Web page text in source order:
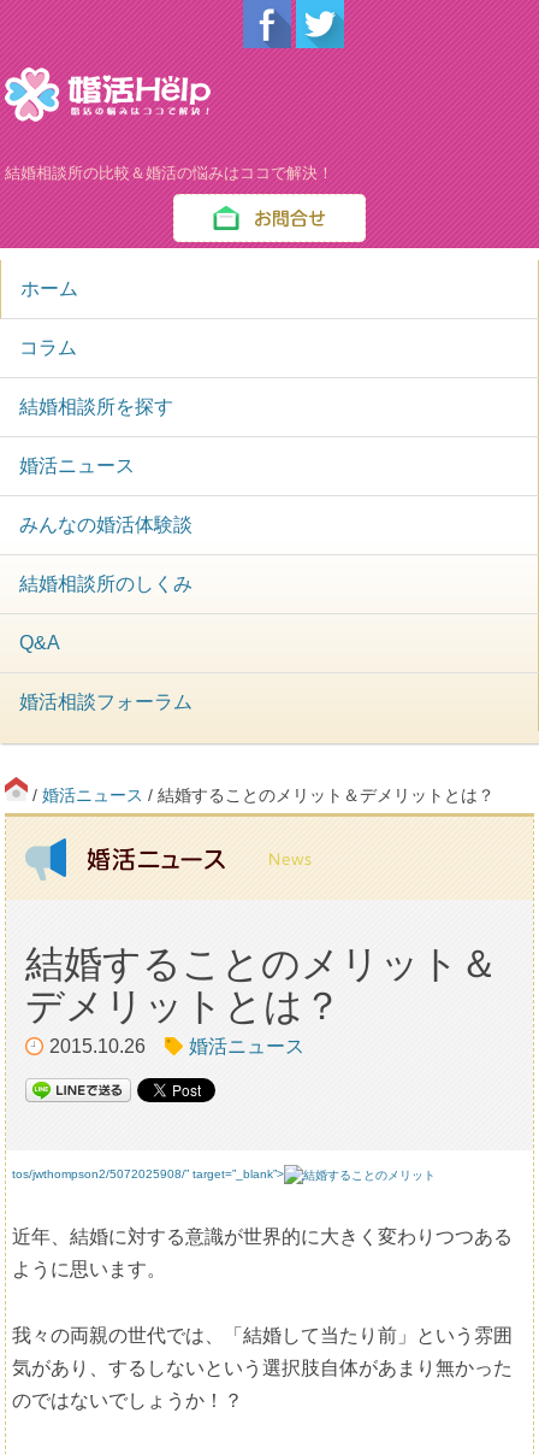
結婚相談所の比較＆婚活の悩みはココで解決！
ホーム
コラム
結婚相談所を探す
婚活ニュース
みんなの婚活体験談
結婚相談所のしくみ
Q&A
婚活相談フォーラム
/婚活ニュース / 結婚することのメリット＆デメリットとは？
結婚することのメリット＆
デメリットとは？
2015.10.26 婚活ニュース
tos/jwthompson2/5072025908/” target=”_blank”>
近年、結婚に対する意識が世界的に大きく変わりつつある
ように思います。
我々の両親の世代では、「結婚して当たり前」という雰囲
気があり、するしないという選択肢自体があまり無かった
のではないでしょうか！？